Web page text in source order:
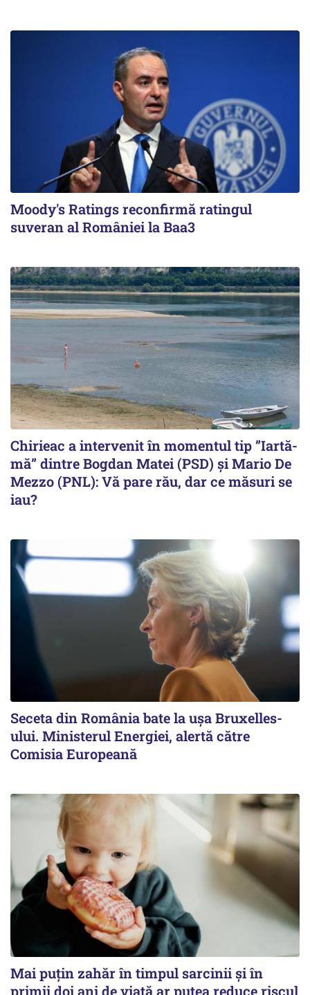
Moody's Ratings reconfirmă ratingul
suveran al României la Baa3
Chirieac a intervenit în momentul tip ”Iartă-
mă” dintre Bogdan Matei (PSD) și Mario De
Mezzo (PNL): Vă pare rău, dar ce măsuri se
iau?
Seceta din România bate la ușa Bruxelles-
ului. Ministerul Energiei, alertă către
Comisia Europeană
Mai puțin zahăr în timpul sarcinii și în
primii doi ani de viață ar putea reduce riscul